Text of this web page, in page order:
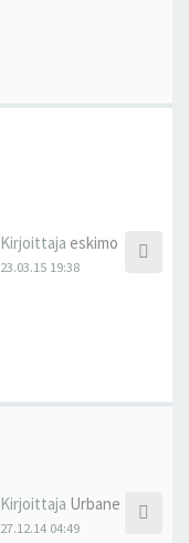
Kirjoittaja eskimo
23.03.15 19:38
Kirjoittaja Urbane
27.12.14 04:49